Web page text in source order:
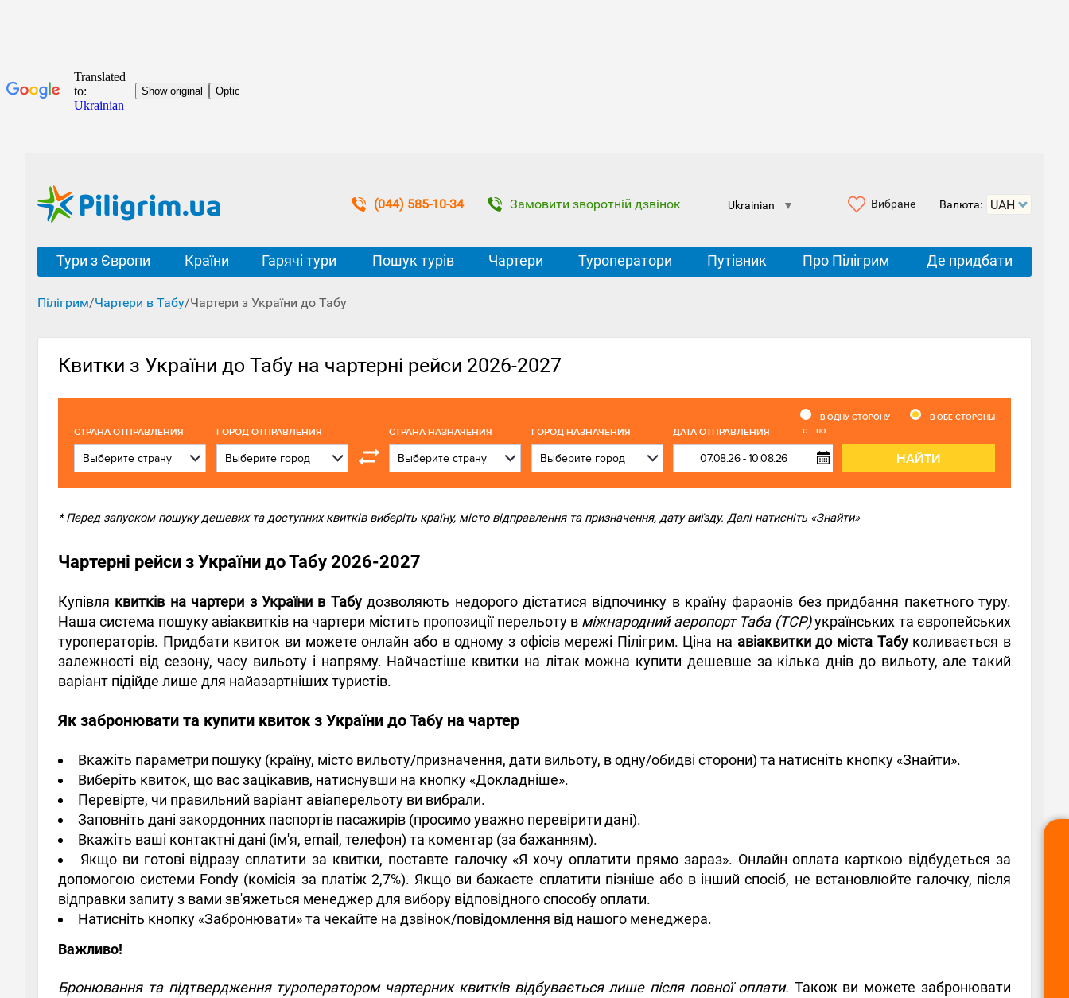
(044) 585-10-34 Замовити зворотній дзвінок Ukrainian ▼ Вибране Валюта:
Тури з Європи Країни Гарячі тури Пошук турів Чартери Туроператори Путівник Про Пілігрим Де придбати
Пілігрим/Чартери в Табу/Чартери з України до Табу
Квитки з України до Табу на чартерні рейси 2026-2027
В ОДНУ СТОРОНУ В ОБЕ СТОРОНЫ
CТРАНА ОТПРАВЛЕНИЯ ГОРОД ОТПРАВЛЕНИЯ СТРАНА НАЗНАЧЕНИЯ ГОРОД НАЗНАЧЕНИЯ ДАТА ОТПРАВЛЕНИЯ с... по...
НАЙТИ
* Перед запуском пошуку дешевих та доступних квитків виберіть країну, місто відправлення та призначення, дату виїзду. Далі натисніть «Знайти»
Чартерні рейси з України до Табу 2026-2027
Купівля квитків на чартери з України в Табудозволяють недорого дістатися відпочинку в країну фараонів без придбання пакетного туру.
Наша система пошуку авіаквитків на чартери містить пропозиції перельоту в міжнародний аеропорт Таба (TCP)українських та європейських
туроператорів. Придбати квиток ви можете онлайн або в одному з офісів мережі Пілігрим. Ціна на авіаквитки до міста Табуколивається в
залежності від сезону, часу вильоту і напряму. Найчастіше квитки на літак можна купити дешевше за кілька днів до вильоту, але такий
варіант підійде лише для найазартніших туристів.
Як забронювати та купити квиток з України до Табу на чартер
Вкажіть параметри пошуку (країну, місто вильоту/призначення, дати вильоту, в одну/обидві сторони) та натисніть кнопку «Знайти».
Виберіть квиток, що вас зацікавив, натиснувши на кнопку «Докладніше».
Перевірте, чи правильний варіант авіаперельоту ви вибрали.
Заповніть дані закордонних паспортів пасажирів (просимо уважно перевірити дані).
Вкажіть ваші контактні дані (ім'я, email, телефон) та коментар (за бажанням).
Якщо ви готові відразу сплатити за квитки, поставте галочку «Я хочу оплатити прямо зараз». Онлайн оплата карткою відбудеться за
допомогою системи Fondy (комісія за платіж 2,7%). Якщо ви бажаєте сплатити пізніше або в інший спосіб, не встановлюйте галочку, після
відправки запиту з вами зв'яжеться менеджер для вибору відповідного способу оплати.
Натисніть кнопку «Забронювати» та чекайте на дзвінок/повідомлення від нашого менеджера.
Важливо!
Бронювання та підтвердження туроператором чартерних квитків відбувається лише після повної оплати. Також ви можете забронювати